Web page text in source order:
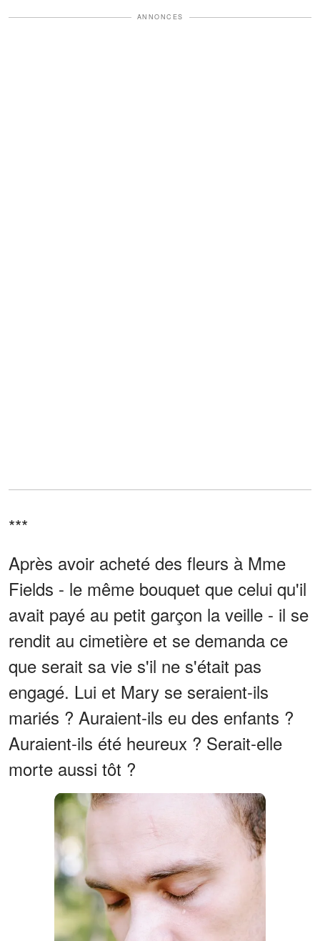
ANNONCES
***
Après avoir acheté des fleurs à Mme
Fields - le même bouquet que celui qu'il
avait payé au petit garçon la veille - il se
rendit au cimetière et se demanda ce
que serait sa vie s'il ne s'était pas
engagé. Lui et Mary se seraient-ils
mariés ? Auraient-ils eu des enfants ?
Auraient-ils été heureux ? Serait-elle
morte aussi tôt ?